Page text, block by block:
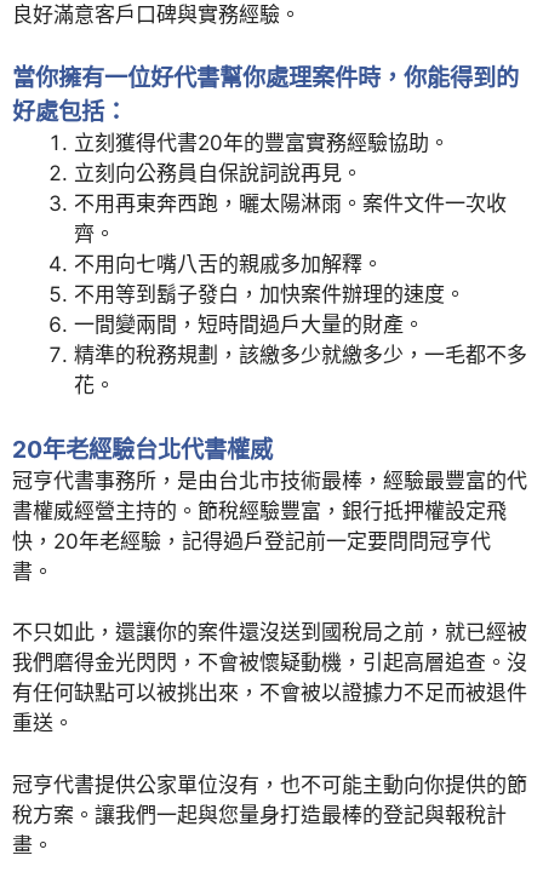
良好滿意客戶口碑與實務經驗。
當你擁有一位好代書幫你處理案件時，你能得到的
好處包括：
立刻獲得代書20年的豐富實務經驗協助。
立刻向公務員自保說詞說再見。
不用再東奔西跑，曬太陽淋雨。案件文件一次收
齊。
不用向七嘴八舌的親戚多加解釋。
不用等到鬍子發白，加快案件辦理的速度。
一間變兩間，短時間過戶大量的財產。
精準的稅務規劃，該繳多少就繳多少，一毛都不多
花。
20年老經驗台北代書權威
冠亨代書事務所，是由台北市技術最棒，經驗最豐富的代
書權威經營主持的。節稅經驗豐富，銀行抵押權設定飛
快，20年老經驗，記得過戶登記前一定要問問冠亨代
書。
不只如此，還讓你的案件還沒送到國稅局之前，就已經被
我們磨得金光閃閃，不會被懷疑動機，引起高層追查。沒
有任何缺點可以被挑出來，不會被以證據力不足而被退件
重送。
冠亨代書提供公家單位沒有，也不可能主動向你提供的節
稅方案。讓我們一起與您量身打造最棒的登記與報稅計
畫。